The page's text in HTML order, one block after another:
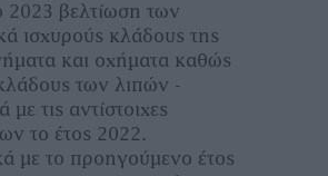
2023 βελτίωση των
ισχυρούς κλάδους της
και οχήματα καθώς
των λιπών -
τις αντίστοιχες
το έτος 2022.
με το προηγούμενο έτος